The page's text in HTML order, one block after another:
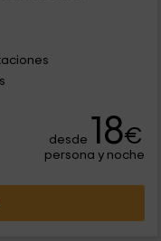
desde 18€
persona y noche